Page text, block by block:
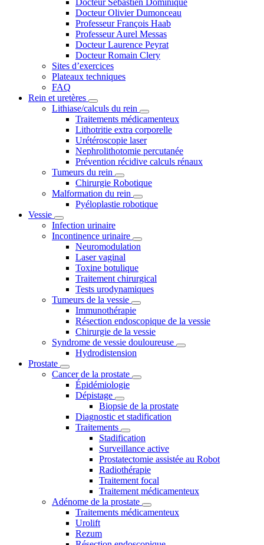
Docteur Sébastien Dominique
Docteur Olivier Dumonceau
Professeur François Haab
Professeur Aurel Messas
Docteur Laurence Peyrat
Docteur Romain Clery
Sites d’exercices
Plateaux techniques
FAQ
Rein et uretères
Lithiase/calculs du rein
Traitements médicamenteux
Lithotritie extra corporelle
Urétéroscopie laser
Nephrolithotomie percutanée
Prévention récidive calculs rénaux
Tumeurs du rein
Chirurgie Robotique
Malformation du rein
Pyéloplastie robotique
Vessie
Infection urinaire
Incontinence urinaire
Neuromodulation
Laser vaginal
Toxine botulique
Traitement chirurgical
Tests urodynamiques
Tumeurs de la vessie
Immunothérapie
Résection endoscopique de la vessie
Chirurgie de la vessie
Syndrome de vessie douloureuse
Hydrodistension
Prostate
Cancer de la prostate
Épidémiologie
Dépistage
Biopsie de la prostate
Diagnostic et stadification
Traitements
Stadification
Surveillance active
Prostatectomie assistée au Robot
Radiothérapie
Traitement focal
Traitement médicamenteux
Adénome de la prostate
Traitements médicamenteux
Urolift
Rezum